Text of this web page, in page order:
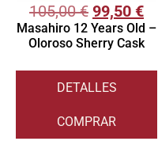
105,00€ 99,50 €
Masahiro 12 Years Old –
Oloroso Sherry Cask
DETALLES
COMPRAR